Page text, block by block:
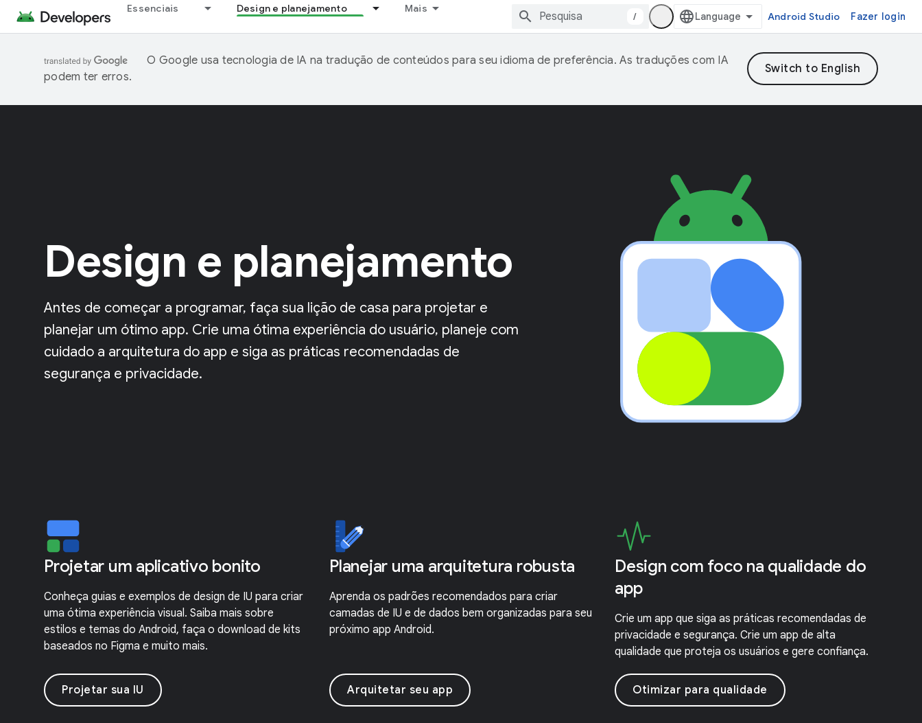
Essenciais Design e planejamento Mais
/ Android Studio Fazer login
O Google usa tecnologia de IA na tradução de conteúdos para seu idioma de preferência. As traduções com IA
podem ter erros.
Design e planejamento
Antes de começar a programar, faça sua lição de casa para projetar e
planejar um ótimo app. Crie uma ótima experiência do usuário, planeje com
cuidado a arquitetura do app e siga as práticas recomendadas de
segurança e privacidade.
Projetar um aplicativo bonito
Conheça guias e exemplos de design de IU para criar
uma ótima experiência visual. Saiba mais sobre
estilos e temas do Android, faça o download de kits
baseados no Figma e muito mais.
Projetar sua IU
Planejar uma arquitetura robusta
Aprenda os padrões recomendados para criar
camadas de IU e de dados bem organizadas para seu
próximo app Android.
Arquitetar seu app
Design com foco na qualidade do
app
Crie um app que siga as práticas recomendadas de
privacidade e segurança. Crie um app de alta
qualidade que proteja os usuários e gere confiança.
Otimizar para qualidade